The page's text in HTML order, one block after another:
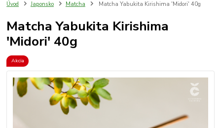
Úvod Japonsko Matcha Matcha Yabukita Kirishima 'Midori' 40g
Matcha Yabukita Kirishima
'Midori' 40g
Akcia